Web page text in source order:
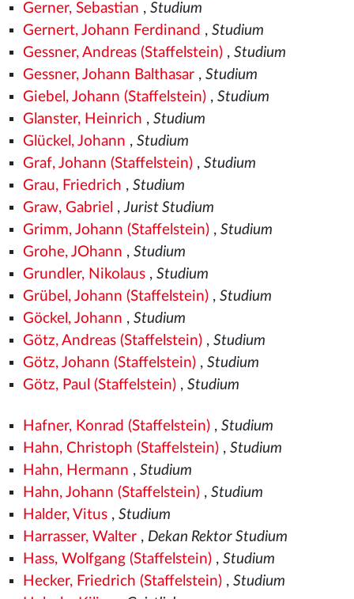
Gerner, Sebastian , Studium
Gernert, Johann Ferdinand , Studium
Gessner, Andreas (Staffelstein), Studium
Gessner, Johann Balthasar, Studium
Giebel, Johann (Staffelstein), Studium
Glanster, Heinrich , Studium
Glückel, Johann , Studium
Graf, Johann (Staffelstein), Studium
Grau, Friedrich , Studium
Graw, Gabriel ,Jurist Studium
Grimm, Johann (Staffelstein), Studium
Grohe, JOhann , Studium
Grundler, Nikolaus, Studium
Grübel, Johann (Staffelstein), Studium
Göckel, Johann , Studium
Götz, Andreas (Staffelstein), Studium
Götz, Johann (Staffelstein), Studium
Götz, Paul (Staffelstein), Studium
Hafner, Konrad (Staffelstein), Studium
Hahn, Christoph (Staffelstein), Studium
Hahn, Hermann , Studium
Hahn, Johann (Staffelstein), Studium
Halder, Vitus, Studium
Harrasser, Walter, Dekan Rektor Studium
Hass, Wolfgang (Staffelstein), Studium
Hecker, Friedrich (Staffelstein), Studium